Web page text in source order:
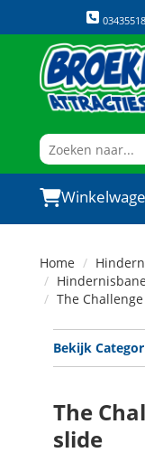
Home
The
Bekijk
The
slide